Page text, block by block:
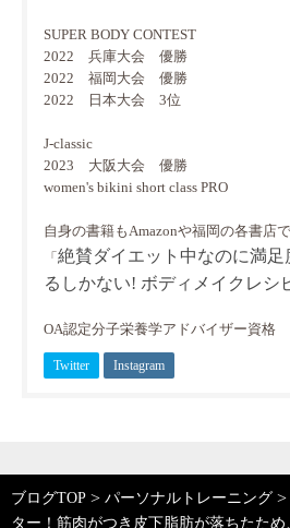
SUPER BODY CONTEST
2022 兵庫大会 優勝
2022 福岡大会 優勝
2022 日本大会 3位
J-classic
2023 大阪大会 優勝
women's bikini short class PRO
自身の書籍もAmazonや福岡の各書店
「絶賛ダイエット中なのに満
るしかない! ボディメイクレシ
OA認定分子栄養学アドバイザー資格
Twitter Instagram
ブログTOP > パーソナルトレーニング >
ター！筋肉がつき皮下脂肪が落ちたた